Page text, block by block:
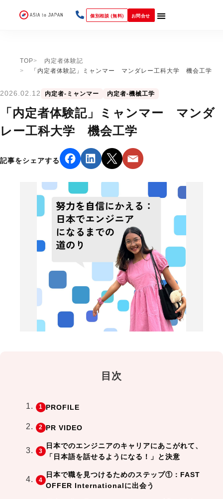
個別相談 (無料) お問合せ
TOP
内定者体験記
「内定者体験記」ミャンマー マンダレー工科大学 機会工学
2026.02.12 内定者-ミャンマー 内定者-機械工学
「内定者体験記」ミャンマー マンダ
レー工科大学 機会工学
記事をシェアする
目次
PROFILE
PR VIDEO
日本でのエンジニアのキャリアにあこがれて、
「日本語を話せるようになる！」と決意
日本で職を見つけるためのステップ①：FAST
OFFER Internationalに出会う